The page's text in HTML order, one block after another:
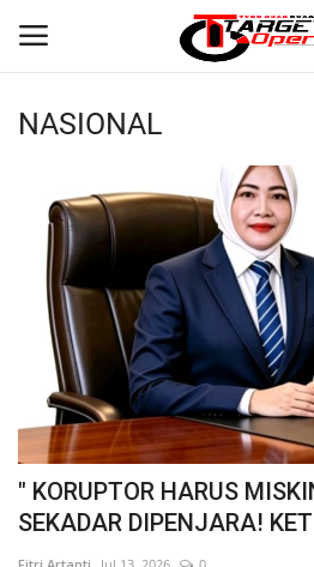
Login
Home
Contact
NASIONAL
INTERNASIONAL
TO.CHANEL
TO.NETWORK
NASIONAL
" KORUPTOR HARUS
SEKADAR DIPENJARA!